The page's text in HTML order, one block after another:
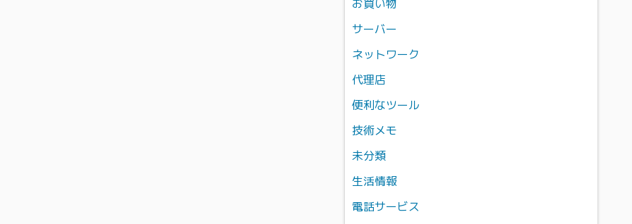
お買い物
サーバー
ネットワーク
代理店
便利なツール
技術メモ
未分類
生活情報
電話サービス